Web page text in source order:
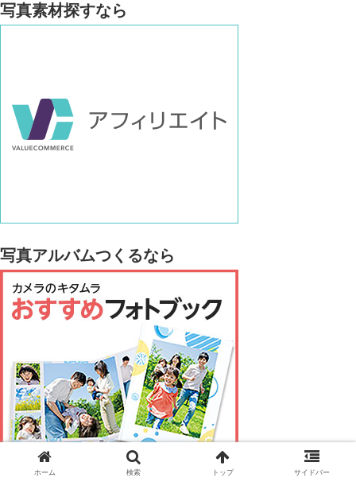
写真素材探すなら
写真アルバムつくるなら
ホーム 検索 トップ サイドバー